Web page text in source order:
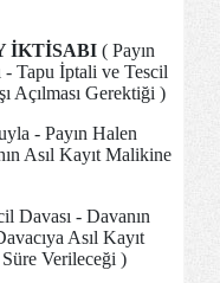
İKTİSABI ( Payın
- Tapu İptali ve Tescil
Açılması Gerektiği )
- Payın Halen
Asıl Kayıt Malikine
Davası - Davanın
Asıl Kayıt
Verileceği )